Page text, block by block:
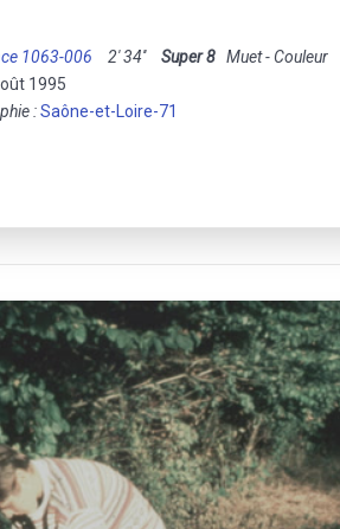
1063-006 2' 34'' Super 8 Muet - Couleur
1995
:Saône-et-Loire-71